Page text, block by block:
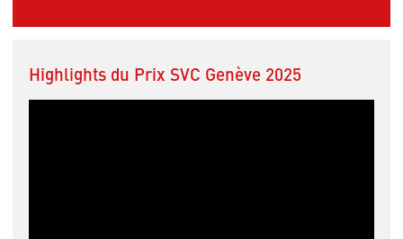
Highlights du Prix SVC Genève 2025